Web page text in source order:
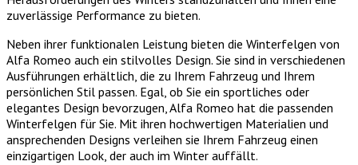
zuverlässige Performance zu bieten.
Neben ihrer funktionalen Leistung bieten die Winterfelgen von
Alfa Romeo auch ein stilvolles Design. Sie sind in verschiedenen
Ausführungen erhältlich, die zu Ihrem Fahrzeug und Ihrem
persönlichen Stil passen. Egal, ob Sie ein sportliches oder
elegantes Design bevorzugen, Alfa Romeo hat die passenden
Winterfelgen für Sie. Mit ihren hochwertigen Materialien und
ansprechenden Designs verleihen sie Ihrem Fahrzeug einen
einzigartigen Look, der auch im Winter auffällt.